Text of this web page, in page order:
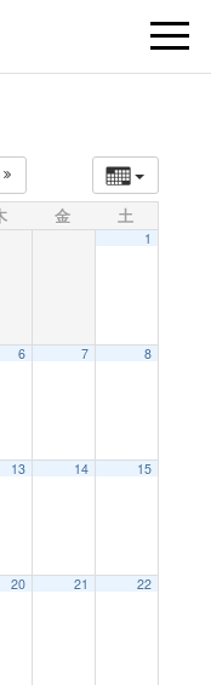
t
金 土
1
6 7 8
13 14 15
20 21 22